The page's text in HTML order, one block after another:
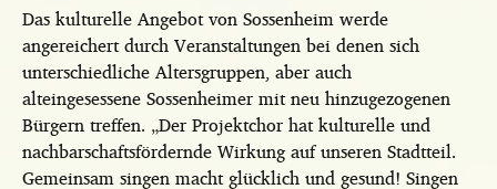
Das kulturelle Angebot von Sossenheim werde
angereichert durch Veranstaltungen bei denen sich
unterschiedliche Altersgruppen, aber auch
alteingesessene Sossenheimer mit neu hinzugezogenen
Bürgern treffen. „Der Projektchor hat kulturelle und
nachbarschaftsfördernde Wirkung auf unseren Stadtteil.
Gemeinsam singen macht glücklich und gesund! Singen